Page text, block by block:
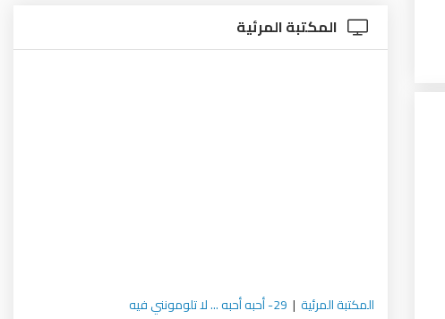
المكتبة المرئية
المكتبة المرئية | 29- أحبه أحبه ... لا تلومونني فيه